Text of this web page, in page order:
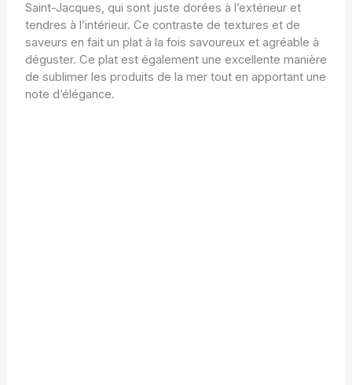
Saint-Jacques, qui sont juste dorées à l’extérieur et
tendres à l’intérieur. Ce contraste de textures et de
saveurs en fait un plat à la fois savoureux et agréable à
déguster. Ce plat est également une excellente manière
de sublimer les produits de la mer tout en apportant une
note d’élégance.